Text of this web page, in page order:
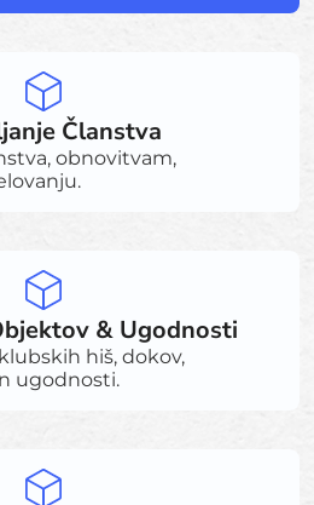
Članstva
obnovitvam,
& Ugodnosti
hiš, dokov,
ugodnosti.